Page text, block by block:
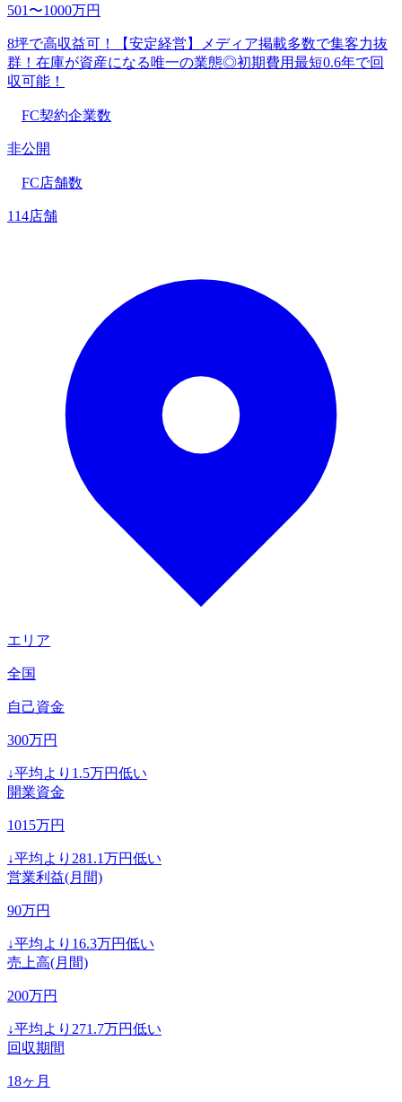
501〜1000万円
8坪で高収益可！【安定経営】メディア掲載多数で集客力抜
群！在庫が資産になる唯一の業態◎初期費用最短0.6年で回
収可能！
FC契約企業数
非公開
FC店舗数
114店舗
エリア
全国
自己資金
300万円
↓平均より 1.5万円低い
開業資金
1015万円
↓平均より 281.1万円低い
営業利益(月間)
90万円
↓平均より 16.3万円低い
売上高(月間)
200万円
↓平均より 271.7万円低い
回収期間
18ヶ月